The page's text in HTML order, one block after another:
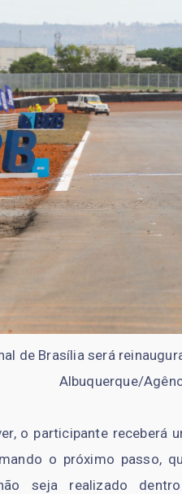
de Brasília será
Albuquerque/
o participante receberá
o próximo passo,
seja realizado